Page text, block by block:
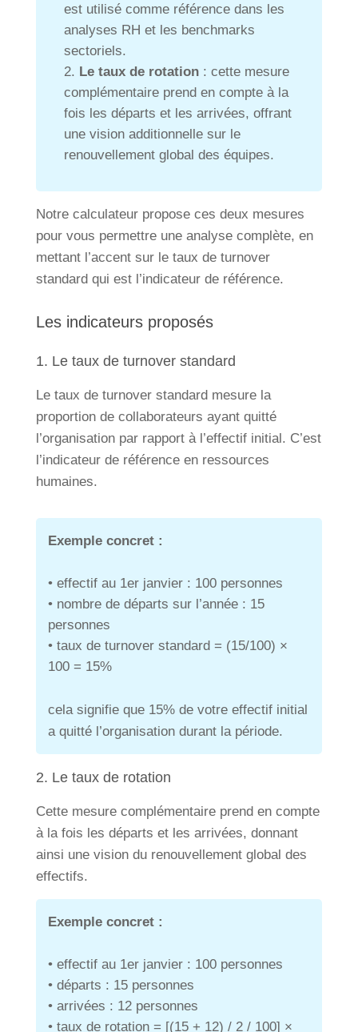
est utilisé comme référence dans les
analyses RH et les benchmarks
sectoriels.
Le taux de rotation: cette mesure
complémentaire prend en compte à la
fois les départs et les arrivées, offrant
une vision additionnelle sur le
renouvellement global des équipes.
Notre calculateur propose ces deux mesures
pour vous permettre une analyse complète, en
mettant l’accent sur le taux de turnover
standard qui est l’indicateur de référence.
Les indicateurs proposés
1. Le taux de turnover standard
Le taux de turnover standard mesure la
proportion de collaborateurs ayant quitté
l’organisation par rapport à l’effectif initial. C’est
l’indicateur de référence en ressources
humaines.
Exemple concret :
• effectif au 1er janvier : 100 personnes
• nombre de départs sur l’année : 15
personnes
• taux de turnover standard = (15/100) ×
100 = 15%
cela signifie que 15% de votre effectif initial
a quitté l’organisation durant la période.
2. Le taux de rotation
Cette mesure complémentaire prend en compte
à la fois les départs et les arrivées, donnant
ainsi une vision du renouvellement global des
effectifs.
Exemple concret :
• effectif au 1er janvier : 100 personnes
• départs : 15 personnes
• arrivées : 12 personnes
• taux de rotation = [(15 + 12) / 2 / 100] ×